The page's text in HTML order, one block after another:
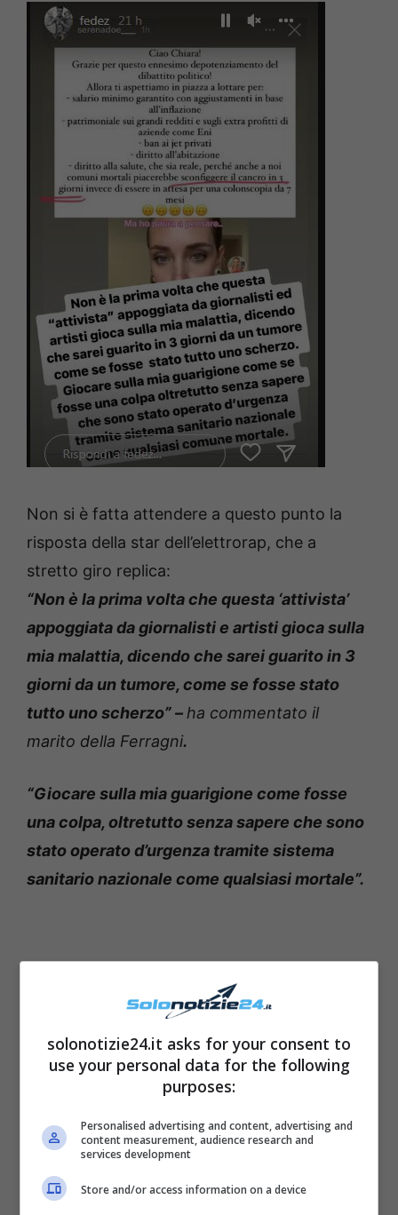
Non si è fatta attendere a questo punto la
risposta della star dell’elettrorap, che a
stretto giro replica:
“Non è la prima volta che questa ‘attivista’
appoggiata da giornalisti e artisti gioca sulla
mia malattia, dicendo che sarei guarito in 3
giorni da un tumore, come se fosse stato
tutto uno scherzo” –ha commentato il
marito della Ferragni.
“Giocare sulla mia guarigione come fosse
una colpa, oltretutto senza sapere che sono
stato operato d’urgenza tramite sistema
sanitario nazionale come qualsiasi mortale”.
La polemica prosegue:
Fedez risponde
solonotizie24.it asks for your consent to
use your personal data for the following
purposes:
Personalised advertising and content, advertising and
content measurement, audience research and
services development
Store and/or access information on a device